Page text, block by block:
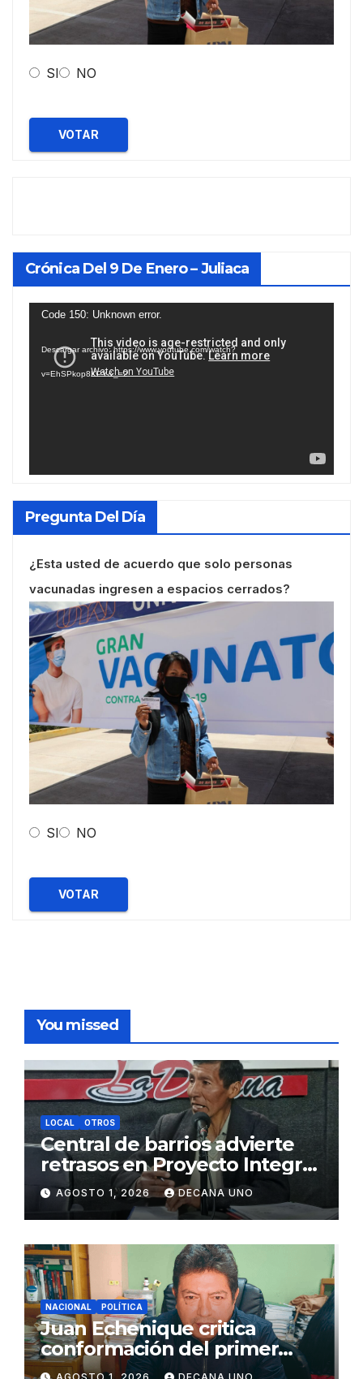
SI NO
VOTAR
Crónica Del 9 De Enero – Juliaca
Reproductor
vídeo
Code 150: Unknown error.
Descargar archivo: https://www.youtube.com/watch?
v=EhSPkop8KPY&_=2
Pregunta Del Día
¿Esta usted de acuerdo que solo personas
vacunadas ingresen a espacios cerrados?
SI NO
VOTAR
You missed
LOCAL OTROS
Central de barrios advierte
retrasos en Proyecto Integral
de Agua y Alcantarillado para
Juliaca
AGOSTO 1, 2026 DECANA UNO
NACIONAL POLÍTICA
Juan Echenique critica
conformación del primer
gabinete ministerial de Keiko